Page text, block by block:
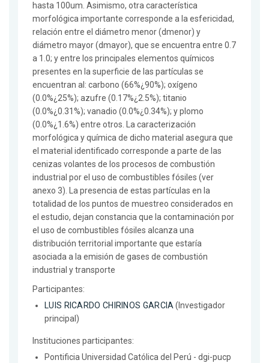
hasta 100um. Asimismo, otra característica
morfológica importante corresponde a la esfericidad,
relación entre el diámetro menor (dmenor) y
diámetro mayor (dmayor), que se encuentra entre 0.7
a 1.0; y entre los principales elementos químicos
presentes en la superficie de las partículas se
encuentran al: carbono (66%¿90%); oxígeno
(0.0%¿25%); azufre (0.17%¿2.5%); titanio
(0.0%¿0.31%); vanadio (0.0%¿0.34%); y plomo
(0.0%¿1.6%) entre otros. La caracterización
morfológica y química de dicho material asegura que
el material identificado corresponde a parte de las
cenizas volantes de los procesos de combustión
industrial por el uso de combustibles fósiles (ver
anexo 3). La presencia de estas partículas en la
totalidad de los puntos de muestreo considerados en
el estudio, dejan constancia que la contaminación por
el uso de combustibles fósiles alcanza una
distribución territorial importante que estaría
asociada a la emisión de gases de combustión
industrial y transporte
Participantes:
LUIS RICARDO CHIRINOS GARCIA(Investigador
principal)
Instituciones participantes:
Pontificia Universidad Católica del Perú - dgi-pucp